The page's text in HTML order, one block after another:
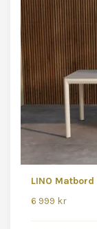
LINO
6 999 kr